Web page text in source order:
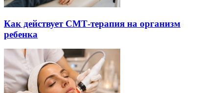
Как действует СМТ-терапия на организм
ребенка